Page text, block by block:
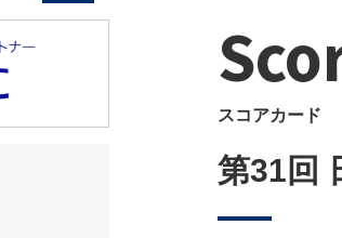
スコアカード
第31回